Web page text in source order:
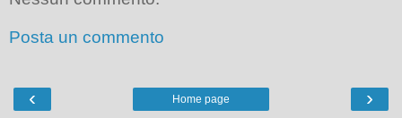
Posta un commento
‹ ›
Home page